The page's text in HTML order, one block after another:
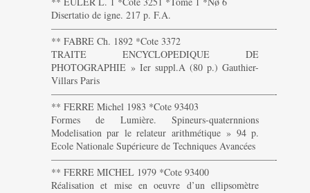
Disertatio de igne. 217 p. F.A.
———————————————————————-
** FABRE Ch. 1892 *Cote 3372
TRAITE ENCYCLOPEDIQUE DE
PHOTOGRAPHIE » Ier suppl.A (80 p.) Gauthier-
Villars Paris
———————————————————————-
** FERRE Michel 1983 *Cote 93403
Formes de Lumière. Spineurs-quaternnions
Modelisation par le relateur arithmétique » 94 p.
Ecole Nationale Supérieure de Techniques Avancées
———————————————————————-
** FERRE MICHEL 1979 *Cote 93400
Réalisation et mise en oeuvre d’un ellipsomètre